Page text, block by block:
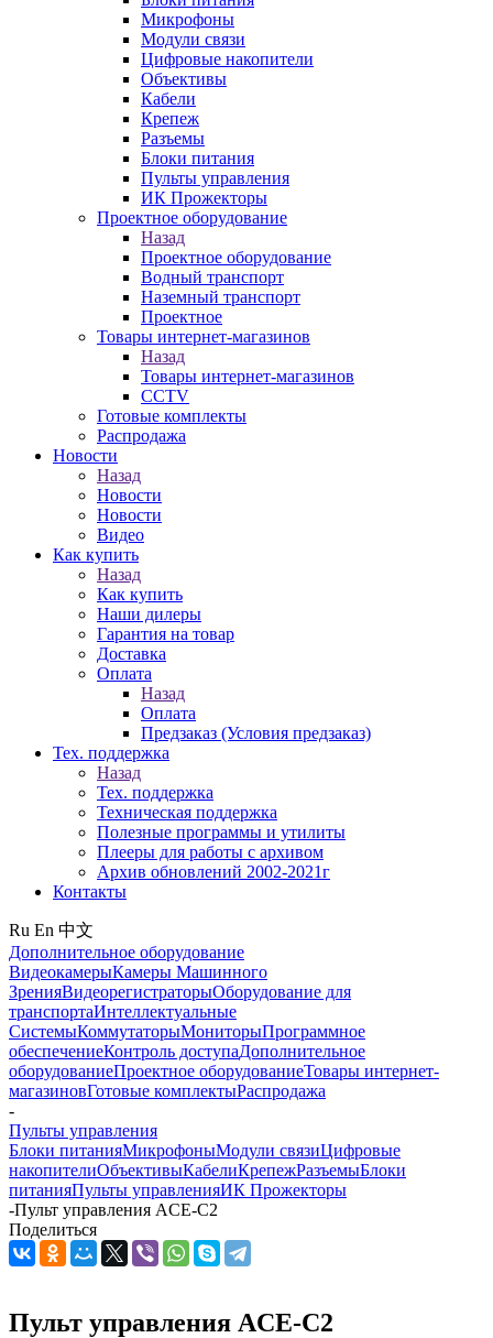
Микрофоны
Модули связи
Цифровые накопители
Объективы
Кабели
Крепеж
Разъемы
Блоки питания
Пульты управления
ИК Прожекторы
Проектное оборудование
Назад
Проектное оборудование
Водный транспорт
Наземный транспорт
Проектное
Товары интернет-магазинов
Назад
Товары интернет-магазинов
CCTV
Готовые комплекты
Распродажа
Новости
Назад
Новости
Новости
Видео
Как купить
Назад
Как купить
Наши дилеры
Гарантия на товар
Доставка
Оплата
Назад
Оплата
Предзаказ (Условия предзаказ)
Тех. поддержка
Назад
Тех. поддержка
Техническая поддержка
Полезные программы и утилиты
Плееры для работы с архивом
Архив обновлений 2002-2021г
Контакты
Ru En 中文
Дополнительное оборудование
ВидеокамерыКамеры Машинного
ЗренияВидеорегистраторыОборудование для
транспортаИнтеллектуальные
СистемыКоммутаторыМониторыПрограммное
обеспечениеКонтроль доступаДополнительное
оборудованиеПроектное оборудованиеТовары интернет-
магазиновГотовые комплектыРаспродажа
-
Пульты управления
Блоки питанияМикрофоныМодули связиЦифровые
накопителиОбъективыКабелиКрепежРазъемыБлоки
питанияПульты управленияИК Прожекторы
-Пульт управления ACE-C2
Поделиться
Пульт управления ACE-C2